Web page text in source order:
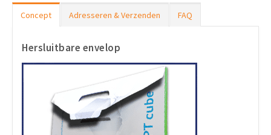
Concept Adresseren & Verzenden FAQ
Hersluitbare envelop